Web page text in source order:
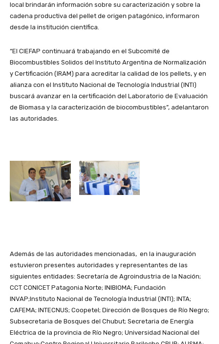
local brindarán información sobre su caracterización y sobre la
cadena productiva del pellet de origen patagónico, informaron
desde la institución científica.
“El CIEFAP continuará trabajando en el Subcomité de
Biocombustibles Solidos del Instituto Argentina de Normalización
y Certificación (IRAM) para acreditar la calidad de los pellets, y en
alianza con el Instituto Nacional de Tecnología Industrial (INTI)
buscará avanzar en la certificación del Laboratorio de Evaluación
de Biomasa y la caracterización de biocombustibles”, adelantaron
las autoridades.
Además de las autoridades mencionadas, en la inauguración
estuvieron presentes autoridades y representantes de las
siguientes entidades: Secretaría de Agroindustria de la Nación;
CCT CONICET Patagonia Norte; INIBIOMA; Fundación
INVAP;Instituto Nacional de Tecnología Industrial (INTI); INTA;
CAFEMA; INTECNUS; Coopetel; Dirección de Bosques de Río Negro;
Subsecretaria de Bosques del Chubut; Secretaria de Energía
Eléctrica de la provincia de Río Negro; Universidad Nacional del